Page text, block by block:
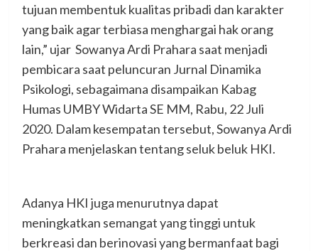
tujuan membentuk kualitas pribadi dan karakter
yang baik agar terbiasa menghargai hak orang
lain,” ujar Sowanya Ardi Prahara saat menjadi
pembicara saat peluncuran Jurnal Dinamika
Psikologi, sebagaimana disampaikan Kabag
Humas UMBY Widarta SE MM, Rabu, 22 Juli
2020. Dalam kesempatan tersebut, Sowanya Ardi
Prahara menjelaskan tentang seluk beluk HKI.
Adanya HKI juga menurutnya dapat
meningkatkan semangat yang tinggi untuk
berkreasi dan berinovasi yang bermanfaat bagi